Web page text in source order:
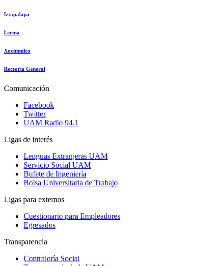
Iztapalapa
Lerma
Xochimilco
Rectoría General
Comunicación
Facebook
Twitter
UAM Radio 94.1
Ligas de interés
Lenguas Extranjeras UAM
Servicio Social UAM
Bufete de Ingeniería
Bolsa Universitaria de Trabajo
Ligas para externos
Cuestionario para Empleadores
Egresados
Transparencia
Contraloría Social